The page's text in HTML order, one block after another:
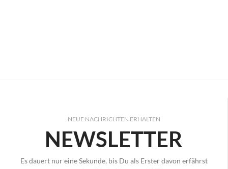
NEUE NACHRICHTEN ERHALTEN
NEWSLETTER
Es dauert nur eine Sekunde, bis Du als Erster davon erfährst